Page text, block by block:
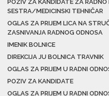
POZIV ZA KANDIDATE ZA RADNO
SESTRA/MEDICINSKI TEHNIČAR
OGLAS ZA PRIJEM LICA NA
ZASNIVANJA RADNOG ODNOSA
IMENIK BOLNICE
DIREKCIJA JU BOLNICA TRAVNIK
OGLAS ZA PRIJEM U RADNI
POZIV ZA KANDIDATE
OGLAS ZA PRIJEM U RADNI